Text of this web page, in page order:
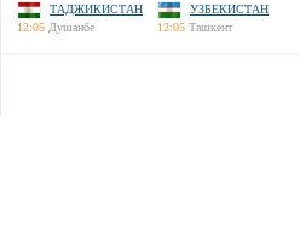
ТАДЖИКИСТАН
12:05 Душанбе
УЗБЕКИСТАН
12:05 Ташкент